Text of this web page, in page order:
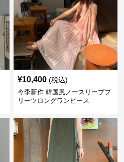
¥10,400 (税込)
今季新作 韓国風ノースリーブプ
リーツロングワンピース